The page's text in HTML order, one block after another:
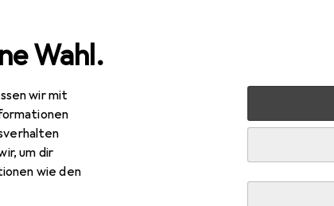
Wahl.
wir mit
um dir
wie den
Gesundheit
bei 4 Stück
Bamboo Toothbrush (Bundle)